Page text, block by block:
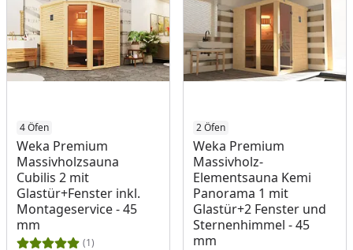
4 Öfen
Weka Premium
Massivholzsauna
Cubilis 2 mit
Glastür+Fenster inkl.
Montageservice - 45
mm
(1)
2 Öfen
Weka Premium
Massivholz-
Elementsauna Kemi
Panorama 1 mit
Glastür+2 Fenster und
Sternenhimmel - 45
mm